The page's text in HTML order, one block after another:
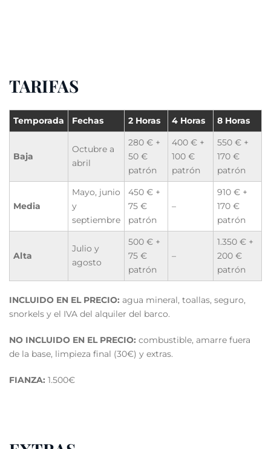
TARIFAS
Temporada Fechas 2 Horas 4 Horas 8 Horas
Baja
Octubre a
abril
280 € +
50 €
patrón
400 € +
100 €
patrón
550 € +
170 €
patrón
Media
Mayo, junio
y
septiembre
450 € +
75 €
patrón
–
910 € +
170 €
patrón
Alta
Julio y
agosto
500 € +
75 €
patrón
–
1.350 € +
200 €
patrón
INCLUIDO EN EL PRECIO: agua mineral, toallas, seguro,
snorkels y el IVA del alquiler del barco.
NO INCLUIDO EN EL PRECIO: combustible, amarre fuera
de la base, limpieza final (30€) y extras.
FIANZA: 1.500€